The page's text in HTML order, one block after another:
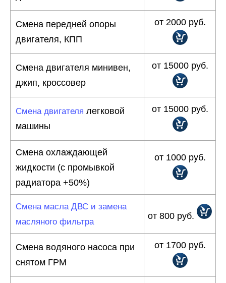
Смена передней опоры
двигателя, КПП
от 2000 руб.
Смена двигателя минивен,
джип, кроссовер
от 15000 руб.
Смена двигателя легковой
машины
от 15000 руб.
Смена охлаждающей
жидкости (с промывкой
радиатора +50%)
от 1000 руб.
Смена масла ДВС и замена
масляного фильтра
от 800 руб.
Смена водяного насоса при
снятом ГРМ
от 1700 руб.